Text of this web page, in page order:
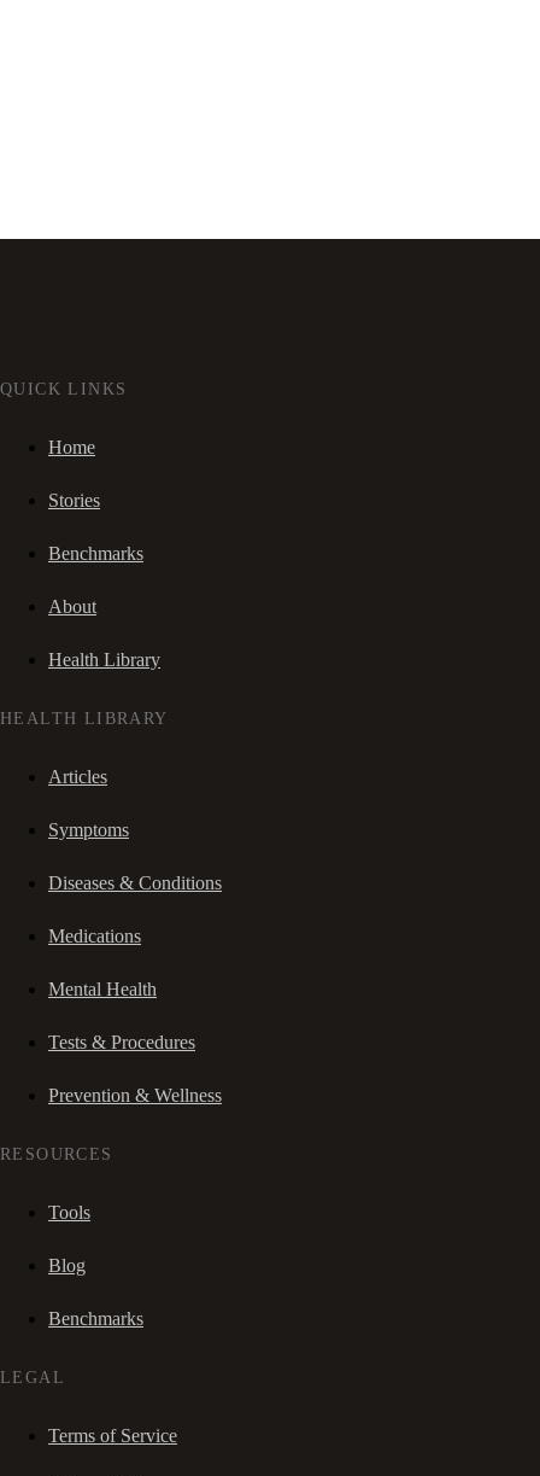
QUICK LINKS
Home
Stories
Benchmarks
About
Health Library
HEALTH LIBRARY
Articles
Symptoms
Diseases & Conditions
Medications
Mental Health
Tests & Procedures
Prevention & Wellness
RESOURCES
Tools
Blog
Benchmarks
LEGAL
Terms of Service